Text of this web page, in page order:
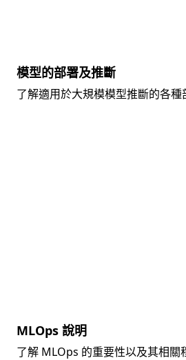
模型的部署及推斷
了解適用於大規模模型推斷的各種
MLOps 說明
了解 MLOps 的重要性以及其相關